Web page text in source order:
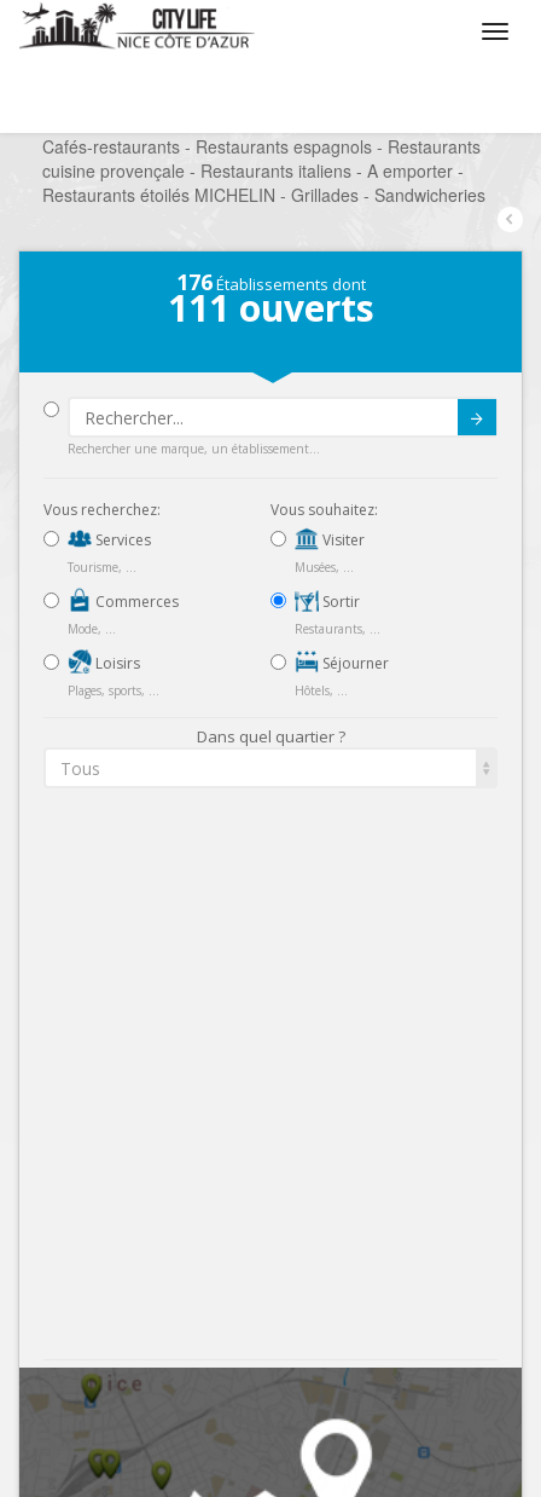
Cafés-restaurants - Restaurants espagnols - Restaurants
cuisine provençale - Restaurants italiens - A emporter -
Restaurants étoilés MICHELIN - Grillades - Sandwicheries
176Établissements dont
111 ouverts
Rechercher une marque, un établissement...
Vous recherchez:
Services
Tourisme, ...
Commerces
Mode, ...
Loisirs
Plages, sports, ...
Vous souhaitez:
Visiter
Musées, ...
Sortir
Restaurants, ...
Séjourner
Hôtels, ...
Dans quel quartier ?
Tous